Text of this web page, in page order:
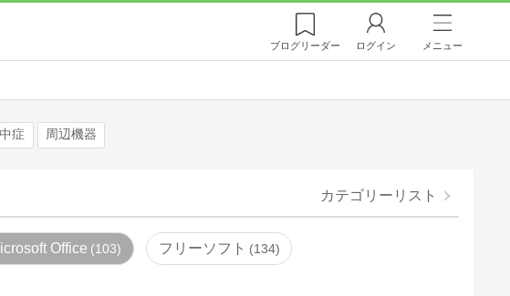
ブログリーダー ログイン メニュー
症 周辺機器
カテゴリーリスト
Office 103 フリーソフト 134